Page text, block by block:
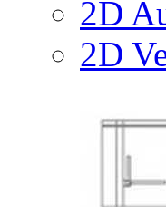
2D
2D